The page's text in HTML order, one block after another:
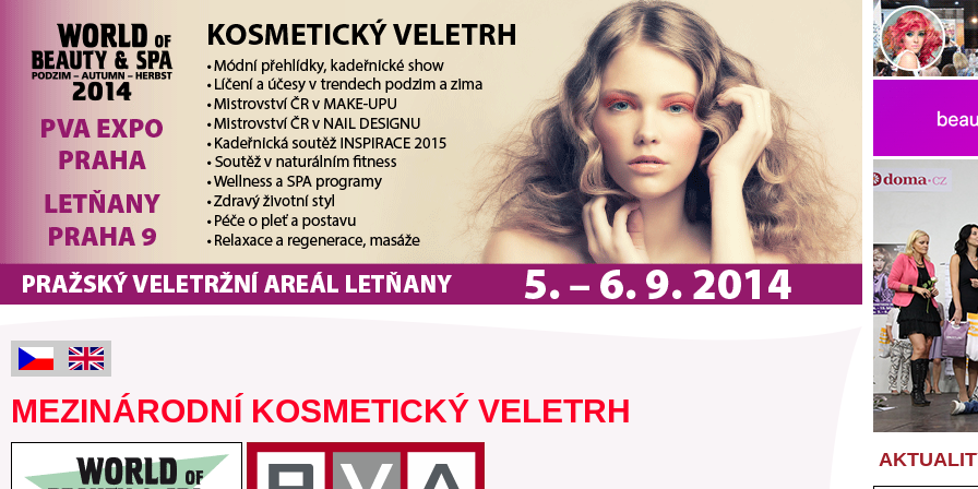
MEZINÁRODNÍ KOSMETICKÝ VELETRH